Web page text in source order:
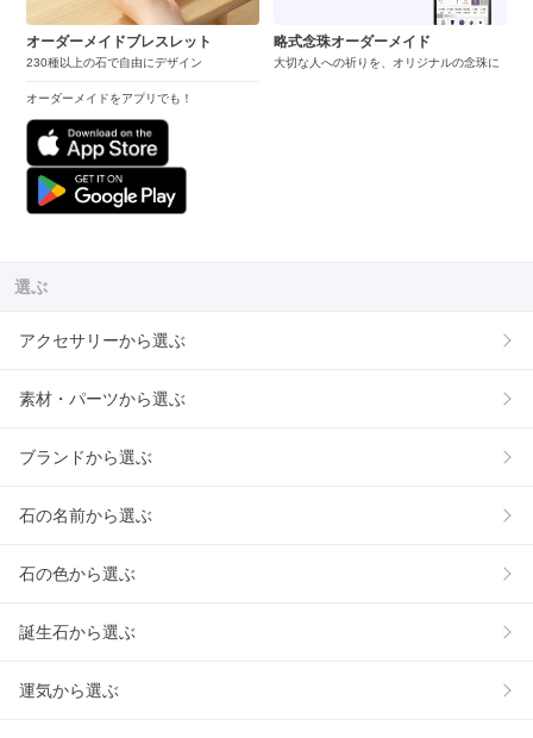
オーダーメイドブレスレット
230種以上の石で自由にデザイン
オーダーメイドをアプリでも！
略式念珠オーダーメイド
大切な人への祈りを、オリジナルの念珠に
選ぶ
アクセサリーから選ぶ
素材・パーツから選ぶ
ブランドから選ぶ
石の名前から選ぶ
石の色から選ぶ
誕生石から選ぶ
運気から選ぶ